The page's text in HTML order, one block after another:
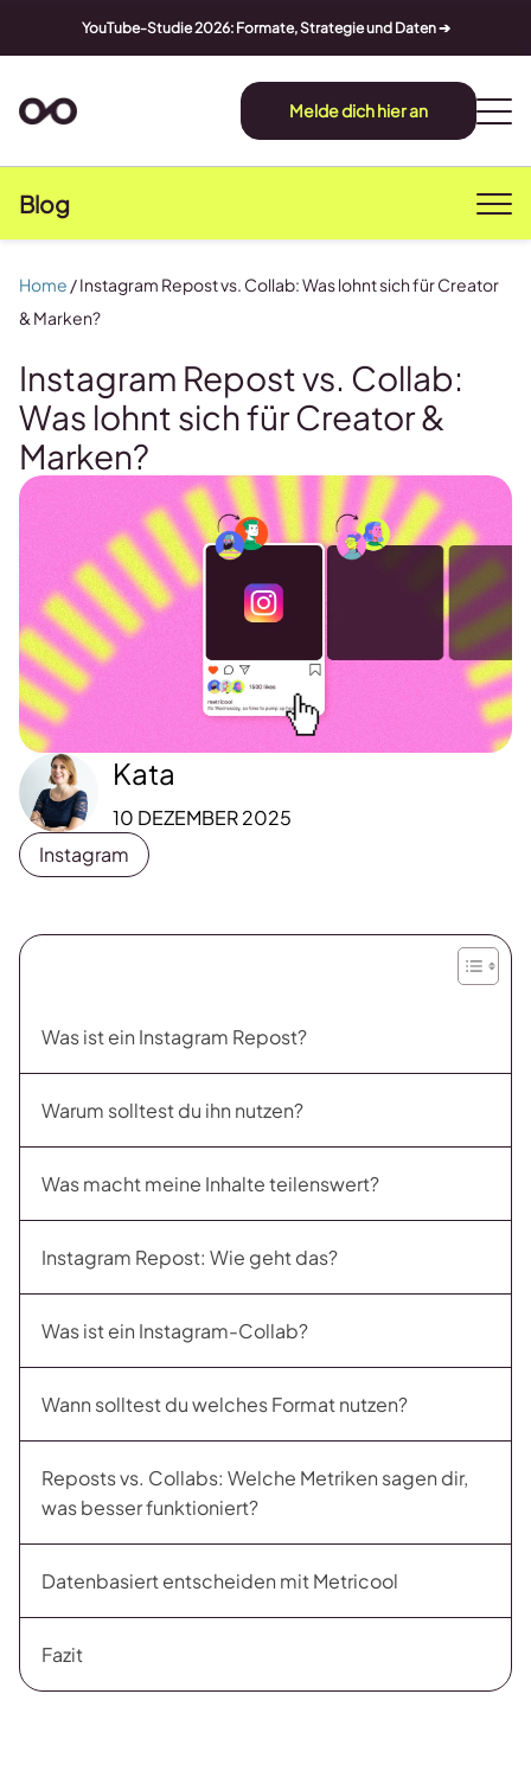
YouTube-Studie 2026: Formate, Strategie und Daten ➔
Melde dich hier an
Blog
Instagram Repost vs. Collab:
Was lohnt sich für Creator &
Marken?
Kata
10 DEZEMBER 2025
Instagram
Home /Instagram Repost vs. Collab: Was lohnt sich für Creator
& Marken?
Was ist ein Instagram Repost?
Warum solltest du ihn nutzen?
Was macht meine Inhalte teilenswert?
Instagram Repost: Wie geht das?
Was ist ein Instagram-Collab?
Wann solltest du welches Format nutzen?
Reposts vs. Collabs: Welche Metriken sagen dir,
was besser funktioniert?
Datenbasiert entscheiden mit Metricool
Fazit